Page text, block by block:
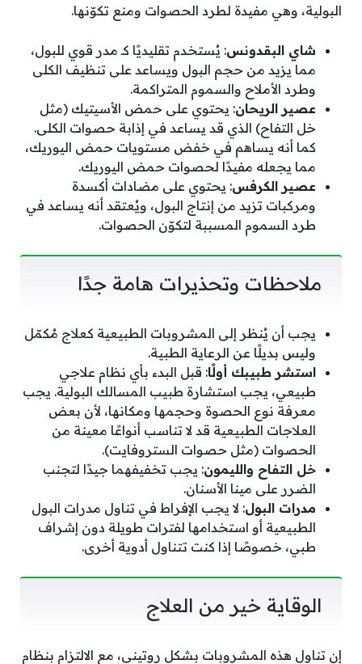
البولية، وهي مفيدة لطرد الحصوات ومنع تكوّنها.
شاي البقدونس: يُستخدم تقليديًا كـ مدر قوي للبول،
مما يزيد من حجم البول ويساعد على تنظيف الكلى
وطرد الأملاح والسموم المتراكمة.
عصير الريحان: يحتوي على حمض الأسيتيك (مثل
خل التفاح) الذي قد يساعد في إذابة حصوات الكلى.
كما أنه يساهم في خفض مستويات حمض اليوريك،
مما يجعله مفيدًا لحصوات حمض اليوريك.
عصير الكرفس: يحتوي على مضادات أكسدة
ومركبات تزيد من إنتاج البول، ويُعتقد أنه يساعد في
طرد السموم المسببة لتكوّن الحصوات.
ملاحظات وتحذيرات هامة جدًا
يجب أن يُنظر إلى المشروبات الطبيعية كعلاج مُكمّل
وليس بديلًا عن الرعاية الطبية.
استشر طبيبك أولًا: قبل البدء بأي نظام علاجي
طبيعي، يجب استشارة طبيب المسالك البولية. يجب
معرفة نوع الحصوة وحجمها ومكانها، لأن بعض
العلاجات الطبيعية قد لا تناسب أنواعًا معينة من
الحصوات (مثل حصوات الستروفايت).
خل التفاح والليمون: يجب تخفيفهما جيدًا لتجنب
الضرر على مينا الأسنان.
مدرات البول: لا يجب الإفراط في تناول مدرات البول
الطبيعية أو استخدامها لفترات طويلة دون إشراف
طبي، خصوصًا إذا كنت تتناول أدوية أخرى.
الوقاية خير من العلاج
إن تناول هذه المشروبات بشكل روتيني، مع الالتزام بنظام